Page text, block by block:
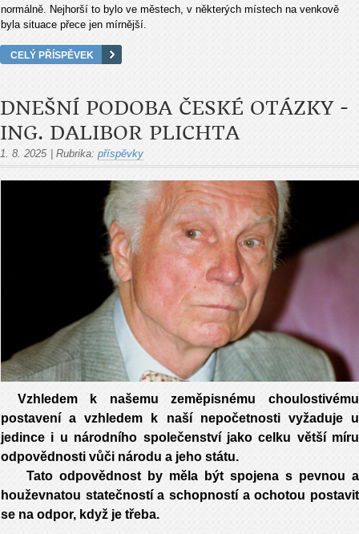
normálně. Nejhorší to bylo ve městech, v některých místech na venkově
byla situace přece jen mírnější.
CELÝ PŘÍSPĚVEK
DNEŠNÍ PODOBA ČESKÉ OTÁZKY -
ING. DALIBOR PLICHTA
1. 8. 2025 Rubrika: příspěvky
Vzhledem k našemu zeměpisnému choulostivému
postavení a vzhledem k naší nepočetnosti vyžaduje u
jedince i u národního společenství jako celku větší míru
odpovědnosti vůči národu a jeho státu.
Tato odpovědnost by měla být spojena s pevnou a
houževnatou statečností a schopností a ochotou postavit
se na odpor, když je třeba.